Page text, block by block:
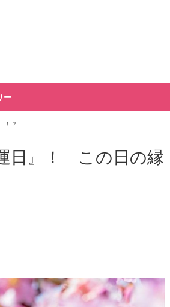
ー
！？
日』！ この日の縁